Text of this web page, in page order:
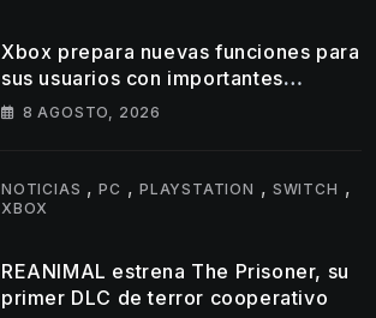
Xbox prepara nuevas funciones para
sus usuarios con importantes
cambios en capturas y logros
8 AGOSTO, 2026
NOTICIAS ,PC ,PLAYSTATION , SWITCH ,
XBOX
REANIMAL estrena The Prisoner, su
primer DLC de terror cooperativo